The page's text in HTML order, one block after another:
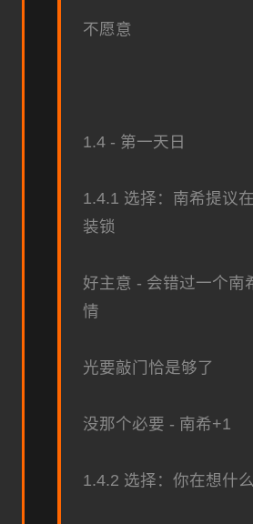
不愿意
1.4 - 第一天日
1.4.1 选择：南希提议
装锁
好主意 - 会错过一个南
情
光要敲门恰是够了
没那个必要 - 南希+1
1.4.2 选择：你在想什么